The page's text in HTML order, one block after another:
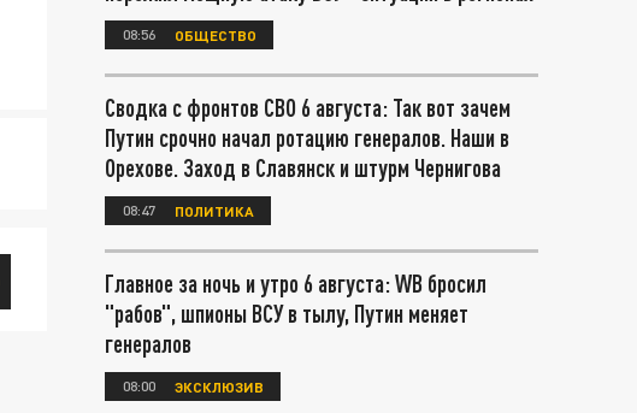
08:56 ОБЩЕСТВО
Сводка с фронтов СВО 6 августа: Так вот зачем
Путин срочно начал ротацию генералов. Наши в
Орехове. Заход в Славянск и штурм Чернигова
08:47 ПОЛИТИКА
Главное за ночь и утро 6 августа: WB бросил
"рабов", шпионы ВСУ в тылу, Путин меняет
генералов
08:00 ЭКСКЛЮЗИВ